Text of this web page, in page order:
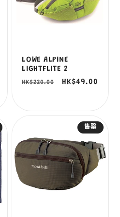
LOWE ALPINE
LIGHTFLITE 2
定
HK$220.00
售
HK$49.00
售罄